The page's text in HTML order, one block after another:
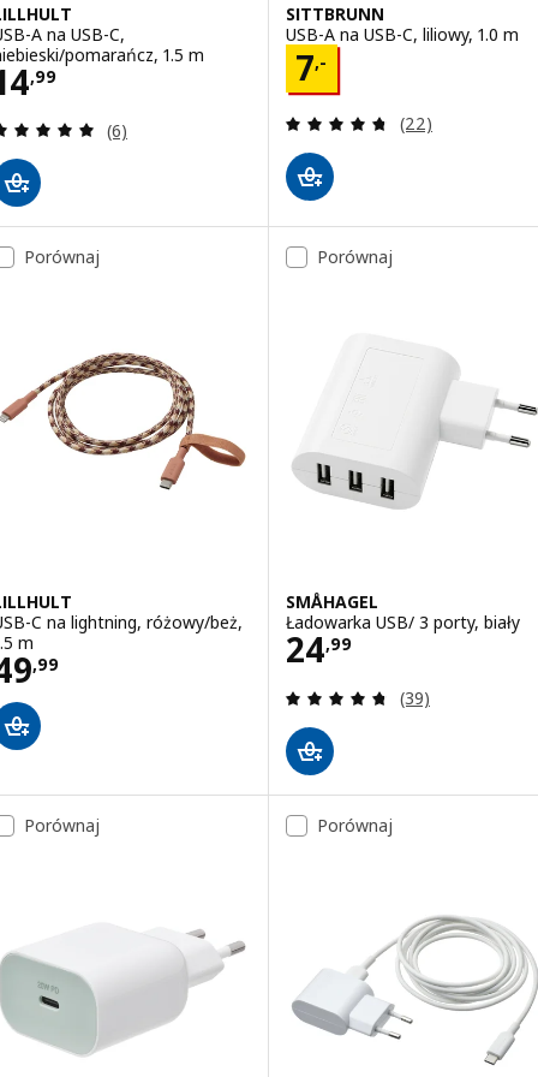
A na USB-C,
pomarańcz, 1.5 m
,99 14,99
Recenzja: 5 z 5 gwiazdki. Łączna liczba recenzji:
(6)
SITTBRUNN
USB-A na USB-C, liliowy, 1.0 m
7,-
Cena 7,-
Recenzja: 4.7
(22)
Porównaj
C na lightning, różowy/beż,
m
,99 49,99
Porównaj
SMÅHAGEL
Ładowarka USB/ 3 porty, biały
24,99
Cena 24,99
Recenzja: 4.7
(39)
Porównaj Porównaj